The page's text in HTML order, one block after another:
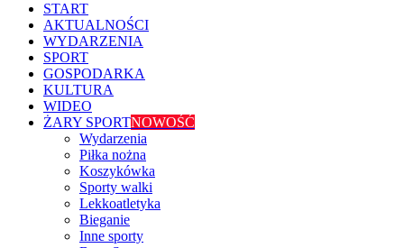
START
AKTUALNOŚCI
WYDARZENIA
SPORT
GOSPODARKA
KULTURA
WIDEO
ŻARY SPORTNOWOŚĆ
Wydarzenia
Piłka nożna
Koszykówka
Sporty walki
Lekkoatletyka
Bieganie
Inne sporty